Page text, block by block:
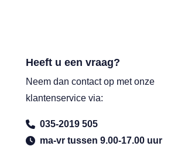
Heeft u een vraag?
Neem dan contact op met onze
klantenservice via:
035-2019 505
ma-vr tussen 9.00-17.00 uur